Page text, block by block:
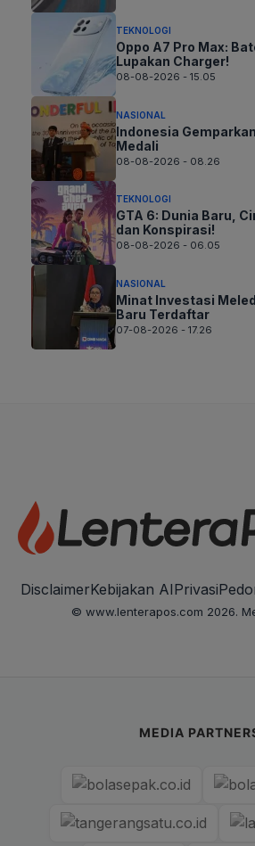
TEKNOLOGI
Oppo A7 Pro Max:
Lupakan Charger!
08-08-2026 - 15.05
NASIONAL
Indonesia
Medali
08-08-2026 - 08.26
TEKNOLOGI
GTA 6: Dunia Baru,
dan Konspirasi!
08-08-2026 - 06.05
NASIONAL
Minat Investasi
Baru Terdaftar
07-08-2026 - 17.26
DisclaimerKebijakan AIPrivasi
© www.lenterapos.com 2026.
MEDIA